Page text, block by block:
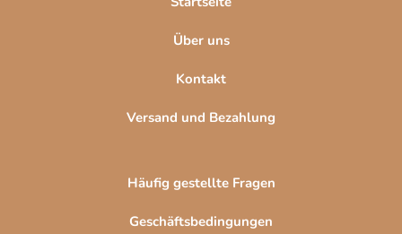
e
L
s
e
Über uns
Kontakt
Versand und Bezahlung
Häufig gestellte Fragen
Geschäftsbedingungen